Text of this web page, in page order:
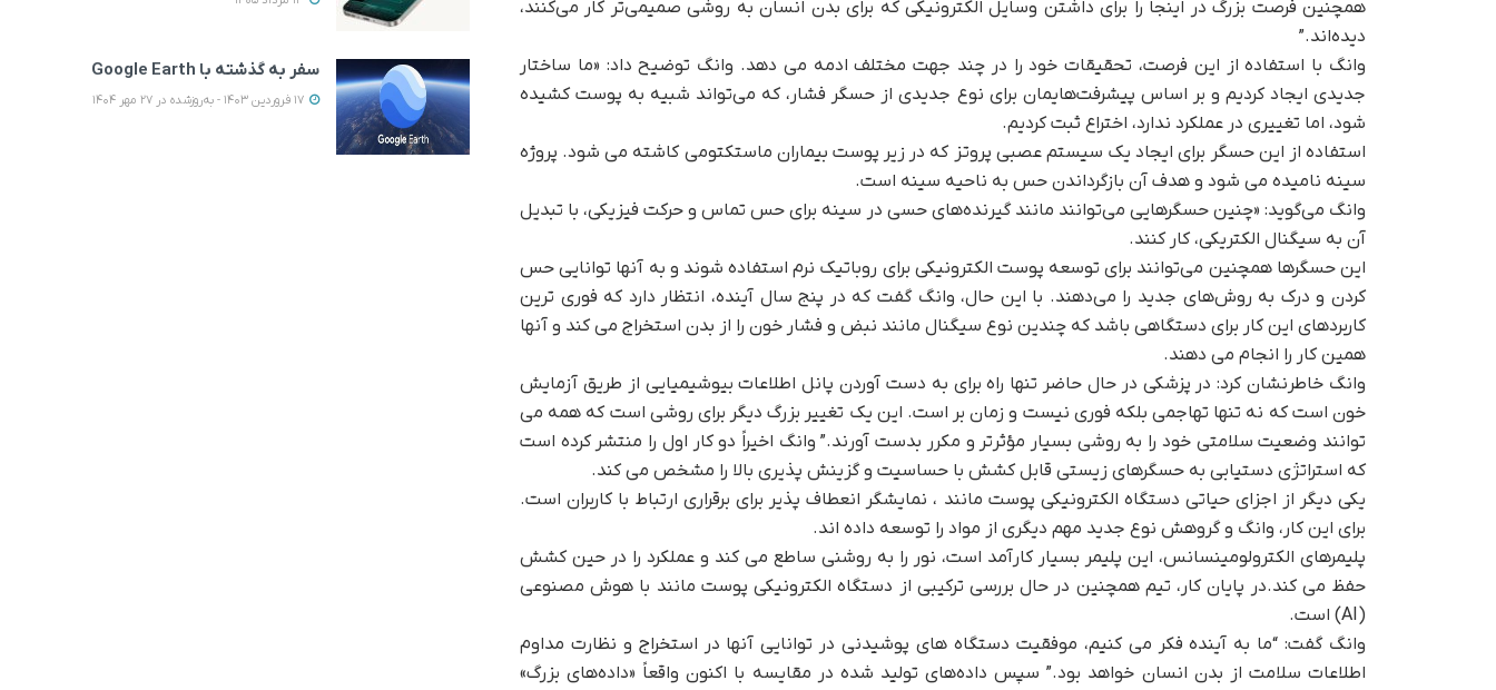
همچنین فرصت بزرگ در اینجا را برای داشتن وسایل الکترونیکی که برای بدن انسان به روشی صمیمی‌تر کار می‌کنند،
دیده‌اند.”
وانگ با استفاده از این فرصت، تحقیقات خود را در چند جهت مختلف ادمه می دهد. وانگ توضیح داد: «ما ساختار
جدیدی ایجاد کردیم و بر اساس پیشرفت‌هایمان برای نوع جدیدی از حسگر فشار، که می‌تواند شبیه به پوست کشیده
شود، اما تغییری در عملکرد ندارد، اختراع ثبت کردیم.
استفاده از این حسگر برای ایجاد یک سیستم عصبی پروتز که در زیر پوست بیماران ماستکتومی کاشته می شود. پروژه
سینه نامیده می شود و هدف آن بازگرداندن حس به ناحیه سینه است.
وانگ می‌گوید: «چنین حسگرهایی می‌توانند مانند گیرنده‌های حسی در سینه برای حس تماس و حرکت فیزیکی، با تبدیل
آن به سیگنال الکتریکی، کار کنند.
این حسگرها همچنین می‌توانند برای توسعه پوست الکترونیکی برای روباتیک نرم استفاده شوند و به آنها توانایی حس
کردن و درک به روش‌های جدید را می‌دهند. با این حال، وانگ گفت که در پنج سال آینده، انتظار دارد که فوری ترین
کاربردهای این کار برای دستگاهی باشد که چندین نوع سیگنال مانند نبض و فشار خون را از بدن استخراج می کند و آنها
همین کار را انجام می دهند.
وانگ خاطرنشان کرد: در پزشکی در حال حاضر تنها راه برای به دست آوردن پانل اطلاعات بیوشیمیایی از طریق آزمایش
خون است که نه تنها تهاجمی بلکه فوری نیست و زمان بر است. این یک تغییر بزرگ دیگر برای روشی است که همه می
توانند وضعیت سلامتی خود را به روشی بسیار مؤثرتر و مکرر بدست آورند.” وانگ اخیراً دو کار اول را منتشر کرده است
که استراتژی دستیابی به حسگرهای زیستی قابل کشش با حساسیت و گزینش پذیری بالا را مشخص می کند.
یکی دیگر از اجزای حیاتی دستگاه الکترونیکی پوست مانند ، نمایشگر انعطاف پذیر برای برقراری ارتباط با کاربران است.
برای این کار، وانگ و گروهش نوع جدید مهم دیگری از مواد را توسعه داده اند.
پلیمرهای الکترولومینسانس، این پلیمر بسیار کارآمد است، نور را به روشنی ساطع می کند و عملکرد را در حین کشش
حفظ می کند.در پایان کار، تیم همچنین در حال بررسی ترکیبی از دستگاه الکترونیکی پوست مانند با هوش مصنوعی
(AI) است.
وانگ گفت: “ما به آینده فکر می کنیم، موفقیت دستگاه های پوشیدنی در توانایی آنها در استخراج و نظارت مداوم
اطلاعات سلامت از بدن انسان خواهد بود.” سپس داده‌های تولید شده در مقایسه با اکنون واقعاً «داده‌های بزرگ»
سفر به گذشته با Google Earth